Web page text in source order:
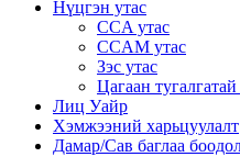
Нүцгэн утас
CCA утас
CCAM утас
Зэс утас
Цагаан тугалгатай
Лиц Уайр
Хэмжээний харьцуулалт
Дамар/Сав баглаа